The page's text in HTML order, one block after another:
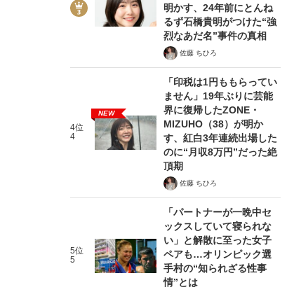
明かす、24年前にとんね
るず石橋貴明がつけた“強
烈なあだ名”事件の真相
佐藤 ちひろ
4位
4
NEW
「印税は1円ももらってい
ません」19年ぶりに芸能
界に復帰したZONE・
MIZUHO（38）が明か
す、紅白3年連続出場した
のに“月収8万円”だった絶
頂期
佐藤 ちひろ
5位
5
「パートナーが一晩中セ
ックスしていて寝られな
い」と解散に至った女子
ペアも…オリンピック選
手村の“知られざる性事
情”とは